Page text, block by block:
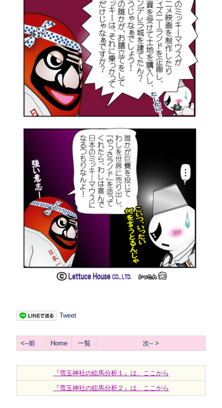
Tweet
<--前 Home 一覧 次-- >
『雪玉神社の絵馬分析１』は、ここから
『雪玉神社の絵馬分析２』は、ここから